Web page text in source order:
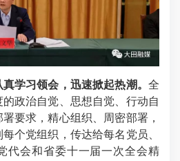
真学习领会，迅速掀起热潮。全
政治自觉、思想自觉、行动自
要求，精心组织、周密部署，
个党组织，传达给每名党员、
代会和省委十一届一次全会精